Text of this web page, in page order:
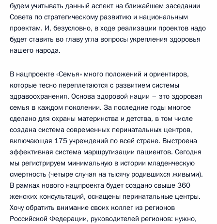
будем учитывать данный аспект на ближайшем заседании
Совета по стратегическому развитию и национальным
проектам. И, безусловно, в ходе реализации проектов надо
будет ставить во главу угла вопросы укрепления здоровья
нашего народа.
В нацпроекте «Семья» много положений и ориентиров,
которые тесно переплетаются с развитием системы
здравоохранения. Основа здоровой нации – это здоровая
семья в каждом поколении. За последние годы многое
сделано для охраны материнства и детства, в том числе
создана система современных перинатальных центров,
включающая 175 учреждений по всей стране. Выстроена
эффективная система маршрутизации пациентов. Сегодня
мы регистрируем минимальную в истории младенческую
смертность (четыре случая на тысячу родившихся живыми).
В рамках нового нацпроекта будет создано свыше 360
женских консультаций, оснащены перинатальные центры.
Хочу обратить внимание своих коллег из регионов
Российской Федерации, руководителей регионов: нужно,